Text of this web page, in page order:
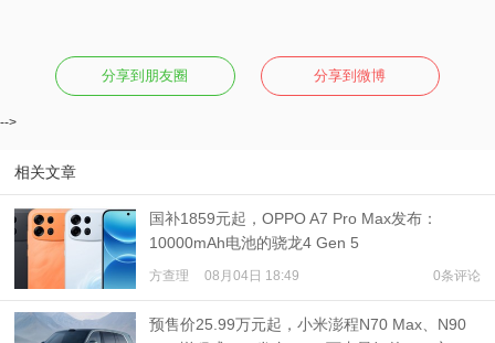
分享到朋友圈 分享到微博
-->
相关文章
国补1859元起，OPPO A7 Pro Max发布：
10000mAh电池的骁龙4 Gen 5
方查理 08月04日 18:49 0条评论
预售价25.99万元起，小米澎程N70 Max、N90